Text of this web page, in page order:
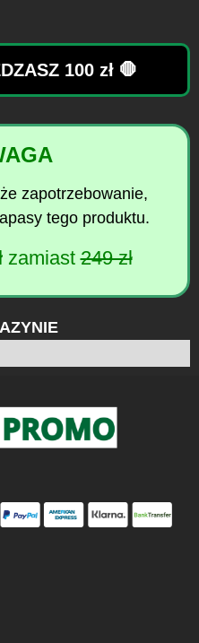
100 zł 🛑
zapotrzebowanie,
tego produktu.
zamiast249 zł